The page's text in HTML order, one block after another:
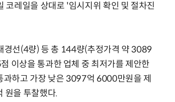
코레일을 상대로 '임시지위 확인 및 절차진
경선(4량) 등 총 144량(추정가격 약 3089
이상을 통과한 업체 중 최저가를 제안한
과하고 가장 낮은 3097억 6000만원을 제
원을 투찰했다.